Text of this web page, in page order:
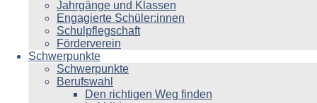
Jahrgänge und Klassen
Engagierte Schüler:innen
Schulpflegschaft
Förderverein
Schwerpunkte
Schwerpunkte
Berufswahl
Den richtigen Weg finden